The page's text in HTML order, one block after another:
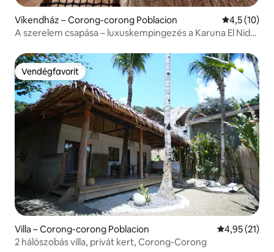
Víkendház – Corong-corong Poblacion Átlagos
4,5 (10)
A szerelem csapása – luxuskempingezés a Karuna El Nido-
Vendégfavorit
Vendégfavorit
Villa – Corong-corong Poblacion Átlagos
4,95 (21)
2 hálószobás villa, privát kert, Corong-Corong